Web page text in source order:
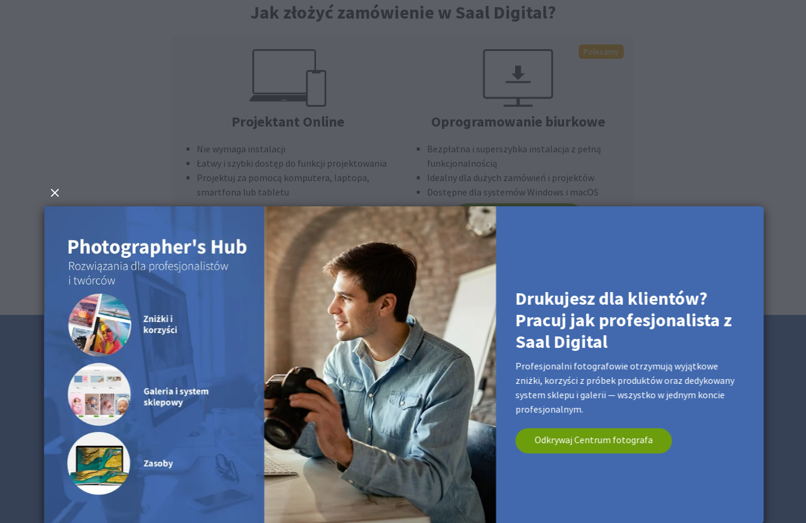
Jak złożyć zamówienie w Saal Digital?
Projektant Online
Nie wymaga instalacji
Łatwy i szybki dostęp do funkcji projektowania
Projektuj za pomocą komputera, laptopa,
smartfona lub tabletu
Zaprojektuj teraz
Polecamy
Oprogramowanie biurkowe
Bezpłatna i superszybka instalacja z pełną
funkcjonalnością
Idealny dla dużych zamówień i projektów
Dostępne dla systemów Windows i macOS
Bezpłatne pobieranie
Dostępny również dla systemu Windows
Drukujesz dla klientów?
Pracuj jak profesjonalista z
Saal Digital
Profesjonalni fotografowie otrzymują wyjątkowe
zniżki, korzyści z próbek produktów oraz dedykowany
system sklepu i galerii — wszystko w jednym koncie
profesjonalnym.
Odkrywaj Centrum fotografa
Drukujesz dla klientów? Pracuj jak
profesjonalista z Saal Digital
Profesjonalni fotografowie otrzymują wyjątkowe zniżki, korzyści z próbek
produktów oraz dedykowany system sklepu i galerii — wszystko w jednym
koncie profesjonalnym.
Odkrywaj Centrum fotografa